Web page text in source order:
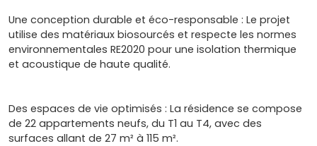
Une conception durable et éco-responsable : Le projet
utilise des matériaux biosourcés et respecte les normes
environnementales RE2020 pour une isolation thermique
et acoustique de haute qualité.
Des espaces de vie optimisés : La résidence se compose
de 22 appartements neufs, du T1 au T4, avec des
surfaces allant de 27 m² à 115 m².